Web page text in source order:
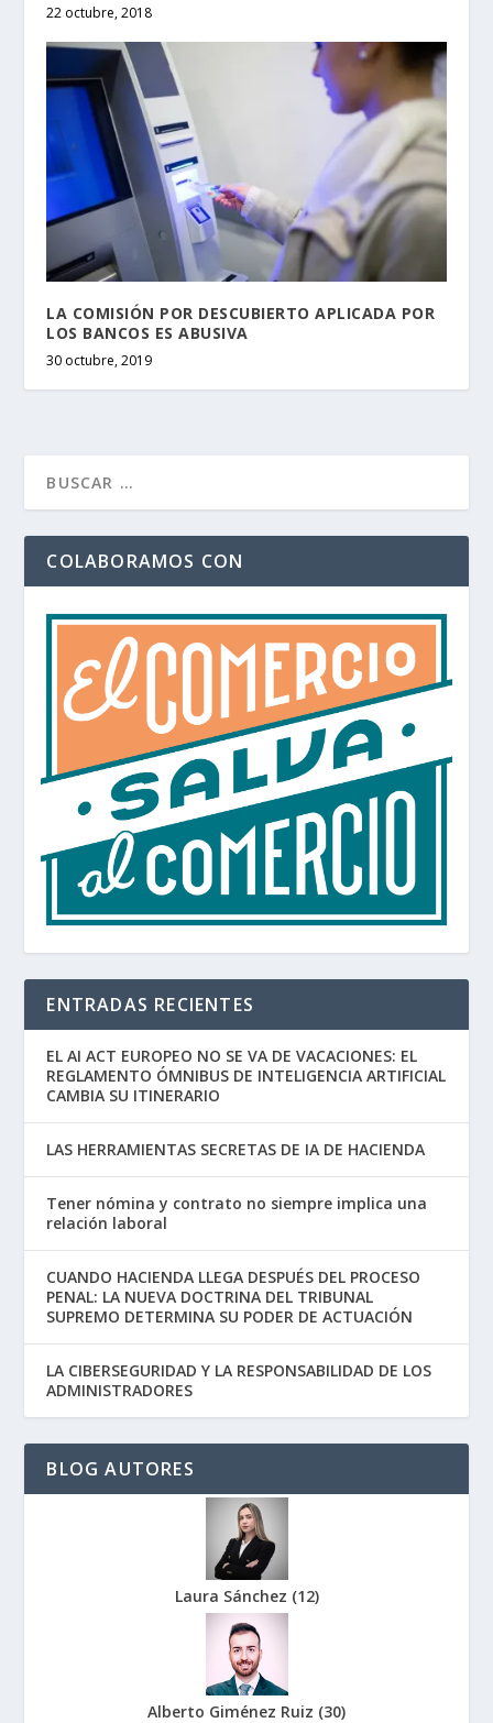
22 octubre, 2018
LA COMISIÓN POR DESCUBIERTO APLICADA POR
LOS BANCOS ES ABUSIVA
30 octubre, 2019
COLABORAMOS CON
ENTRADAS RECIENTES
EL AI ACT EUROPEO NO SE VA DE VACACIONES: EL
REGLAMENTO ÓMNIBUS DE INTELIGENCIA ARTIFICIAL
CAMBIA SU ITINERARIO
LAS HERRAMIENTAS SECRETAS DE IA DE HACIENDA
Tener nómina y contrato no siempre implica una
relación laboral
CUANDO HACIENDA LLEGA DESPUÉS DEL PROCESO
PENAL: LA NUEVA DOCTRINA DEL TRIBUNAL
SUPREMO DETERMINA SU PODER DE ACTUACIÓN
LA CIBERSEGURIDAD Y LA RESPONSABILIDAD DE LOS
ADMINISTRADORES
BLOG AUTORES
Laura Sánchez (12)
Alberto Giménez Ruiz (30)